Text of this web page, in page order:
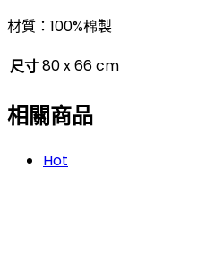
材質： 100%棉製
尺寸80 x 66 cm
相關商品
Hot